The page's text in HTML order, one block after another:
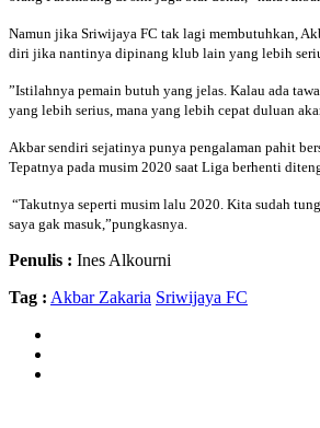
Namun jika Sriwijaya FC tak lagi membutuhkan,
diri jika nantinya dipinang klub lain yang lebih
”Istilahnya pemain butuh yang jelas. Kalau ada
yang lebih serius, mana yang lebih cepat duluan
Akbar sendiri sejatinya punya pengalaman pahit
Tepatnya pada musim 2020 saat Liga berhenti
“Takutnya seperti musim lalu 2020. Kita sudah
saya gak masuk,”pungkasnya.
Penulis : Ines Alkourni
Tag : Akbar Zakaria Sriwijaya FC